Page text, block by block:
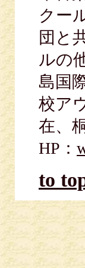
クー
団と
ルの
島国
校ア
在、
HP：
to